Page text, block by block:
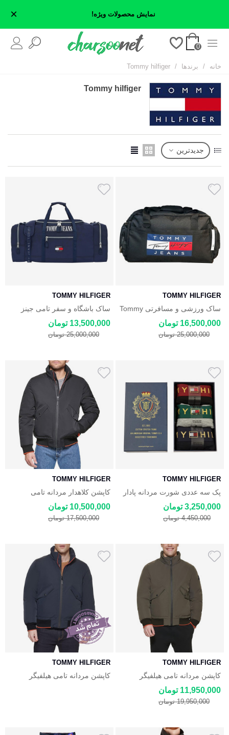
نمایش محصولات ویژه! ×
0
خانه / برندها /
Tommy hilfiger
Tommy hilfiger
جدیدترین
TOMMY HILFIGER
ساک ورزشی و مسافرتی Tommy
Hilfiger
16,500,000 تومان
25,000,000 تومان
TOMMY HILFIGER
ساک باشگاه و سفر تامی جینز
Tommy Jeans Heritage
Weekender
13,500,000 تومان
25,000,000 تومان
TOMMY HILFIGER
پک سه عددی شورت مردانه پادار
تامی هلفیگر نخی
3,250,000 تومان
4,450,000 تومان
TOMMY HILFIGER
کاپشن کلاهدار مردانه تامی
هیلفیگر Tommy Hilfiger Flex
Stretch Performance Bomber
10,500,000 تومان
17,500,000 تومان
TOMMY HILFIGER
کاپشن مردانه تامی هیلفیگر
Tommy Hilfiger Flex Stretch
Performance Bomber
11,950,000 تومان
19,950,000 تومان
TOMMY HILFIGER
کاپشن مردانه تامی هیلفیگر